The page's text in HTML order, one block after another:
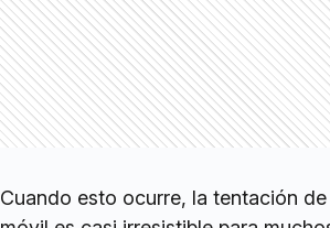
Cuando esto ocurre, la tentación